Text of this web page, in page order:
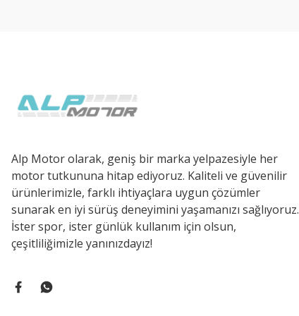
Alp Motor olarak, geniş bir marka yelpazesiyle her
motor tutkununa hitap ediyoruz. Kaliteli ve güvenilir
ürünlerimizle, farklı ihtiyaçlara uygun çözümler
sunarak en iyi sürüş deneyimini yaşamanızı sağlıyoruz.
İster spor, ister günlük kullanım için olsun,
çeşitliliğimizle yanınızdayız!